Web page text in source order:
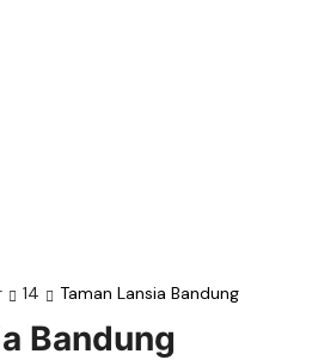
14 Taman Lansia Bandung
Bandung